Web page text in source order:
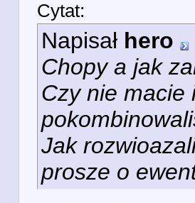
Cytat:
Napisał hero
Chopy a jak
Czy nie macie
Jak
prosze o